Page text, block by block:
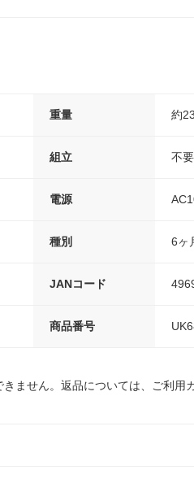
重量 約
組立 不要
電源
種別 6ヶ
JANコード
商品番号
ません。返品については、ご利用